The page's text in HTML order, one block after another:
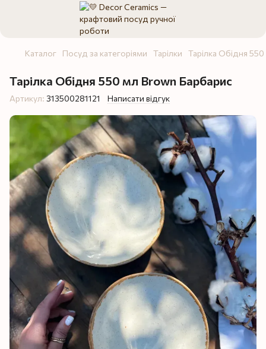
Каталог Посуд за категоріями Тарілки Тарілка Обідня
Тарілка Обідня 550 мл Brown Барбарис
Артикул: 313500281121 Написати відгук